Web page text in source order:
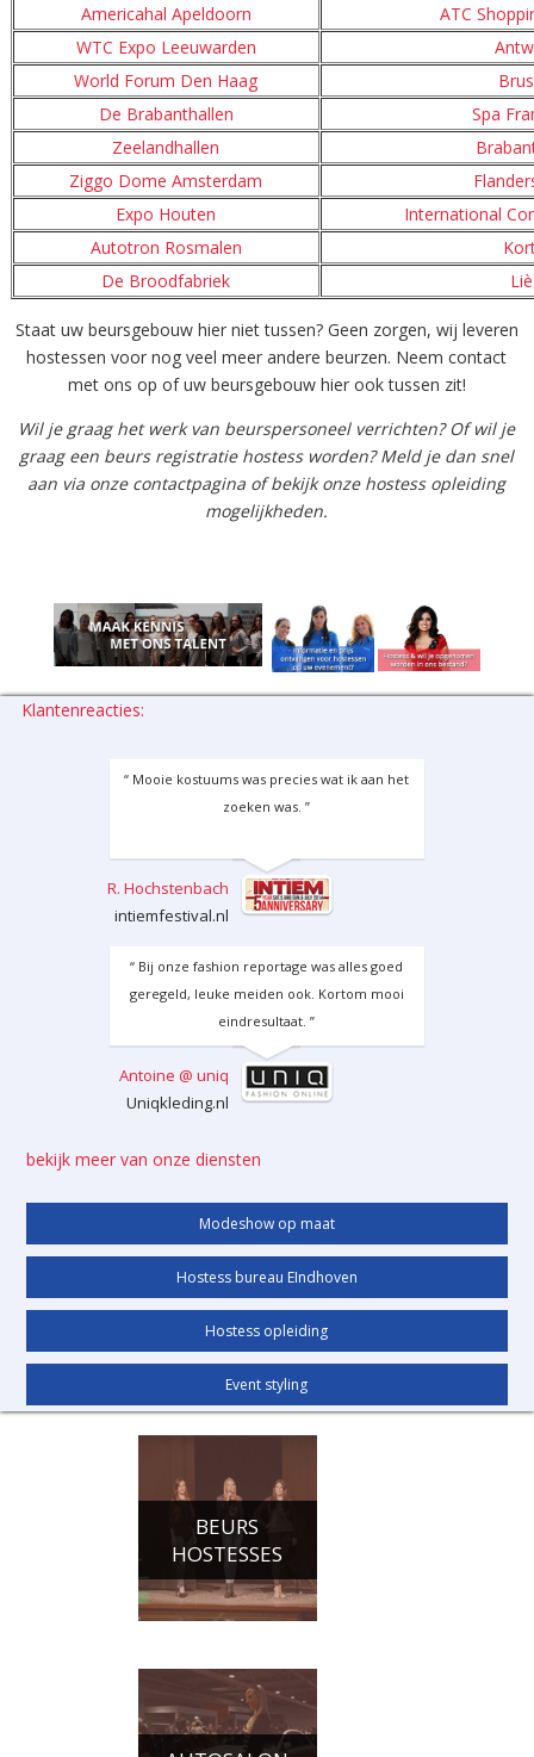
Americahal Apeldoorn
ATC
WTC Expo Leeuwarden
World Forum Den Haag
De Brabanthallen
Spa
Zeelandhallen
Ziggo Dome Amsterdam
Expo Houten
International
Autotron Rosmalen
De Broodfabriek
Staat uw beursgebouw hier niet tussen? Geen zorgen, wij leveren
hostessen voor nog veel meer andere beurzen. Neem contact
met ons op of uw beursgebouw hier ook tussen zit!
Wil je graag het werk van beurspersoneel verrichten? Of wil je
graag een beurs registratie hostess worden? Meld je dan snel
aan via onze contactpagina of bekijk onze hostess opleiding
mogelijkheden.
Klantenreacties:
“ Mooie kostuums was precies wat ik aan het
zoeken was. ”
R. Hochstenbach
intiemfestival.nl
“ Bij onze fashion reportage was alles goed
geregeld, leuke meiden ook. Kortom mooi
eindresultaat. ”
Antoine @ uniq
Uniqkleding.nl
bekijk meer van onze diensten
Modeshow op maat
Hostess bureau EIndhoven
Hostess opleiding
Event styling
BEURS
HOSTESSES